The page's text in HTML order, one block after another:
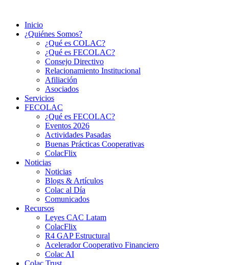
Inicio
¿Quiénes Somos?
¿Qué es COLAC?
¿Qué es FECOLAC?
Consejo Directivo
Relacionamiento Institucional
Afiliación
Asociados
Servicios
FECOLAC
¿Qué es FECOLAC?
Eventos 2026
Actividades Pasadas
Buenas Prácticas Cooperativas
ColacFlix
Noticias
Noticias
Blogs & Artículos
Colac al Día
Comunicados
Recursos
Leyes CAC Latam
ColacFlix
R4 GAP Estructural
Acelerador Cooperativo Financiero
Colac AI
Colac Trust